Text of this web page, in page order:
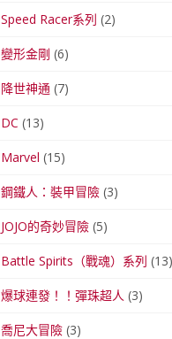
Speed Racer系列 (2)
變形金剛 (6)
降世神通 (7)
DC (13)
Marvel (15)
鋼鐵人：裝甲冒險(3)
JOJO的奇妙冒險(5)
Battle Spirits（戰魂）系列 (13)
爆球連發！！彈珠超人 (3)
喬尼大冒險(3)